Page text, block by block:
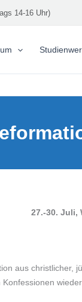
14-16 Uhr)
27.-30. Juli,
aus christlicher,